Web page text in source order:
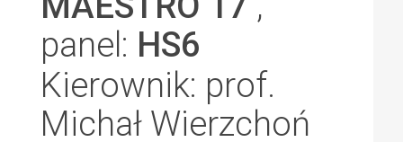
panel: HS6
Kierownik: prof.
Michał Wierzchoń